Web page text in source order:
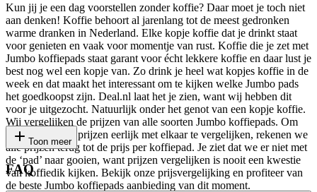
Kun jij je een dag voorstellen zonder koffie? Daar moet je toch niet
aan denken! Koffie behoort al jarenlang tot de meest gedronken
warme dranken in Nederland. Elke kopje koffie dat je drinkt staat
voor genieten en vaak voor momentje van rust. Koffie die je zet met
Jumbo koffiepads staat garant voor écht lekkere koffie en daar lust je
best nog wel een kopje van. Zo drink je heel wat kopjes koffie in de
week en dat maakt het interessant om te kijken welke Jumbo pads
het goedkoopst zijn. Deal.nl laat het je zien, want wij hebben dit
voor je uitgezocht. Natuurlijk onder het genot van een kopje koffie.
Wij vergelijken de prijzen van alle soorten Jumbo koffiepads. Om
deze soorten en prijzen eerlijk met elkaar te vergelijken, rekenen we
alle prijzen terug tot de prijs per koffiepad. Je ziet dat we er niet met
de ‘pad’ naar gooien, want prijzen vergelijken is nooit een kwestie
van koffiedik kijken. Bekijk onze prijsvergelijking en profiteer van
de beste Jumbo koffiepads aanbieding van dit moment.
Toon meer
FAQ